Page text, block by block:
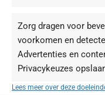
Zorg dragen voor
voorkomen en
Advertenties en
Privacykeuzes
Lees meer over deze
Je zou ook kunnen